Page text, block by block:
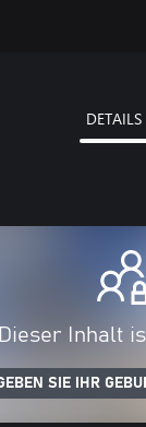
DETAILS
Dieser Inhalt
SIE IHR